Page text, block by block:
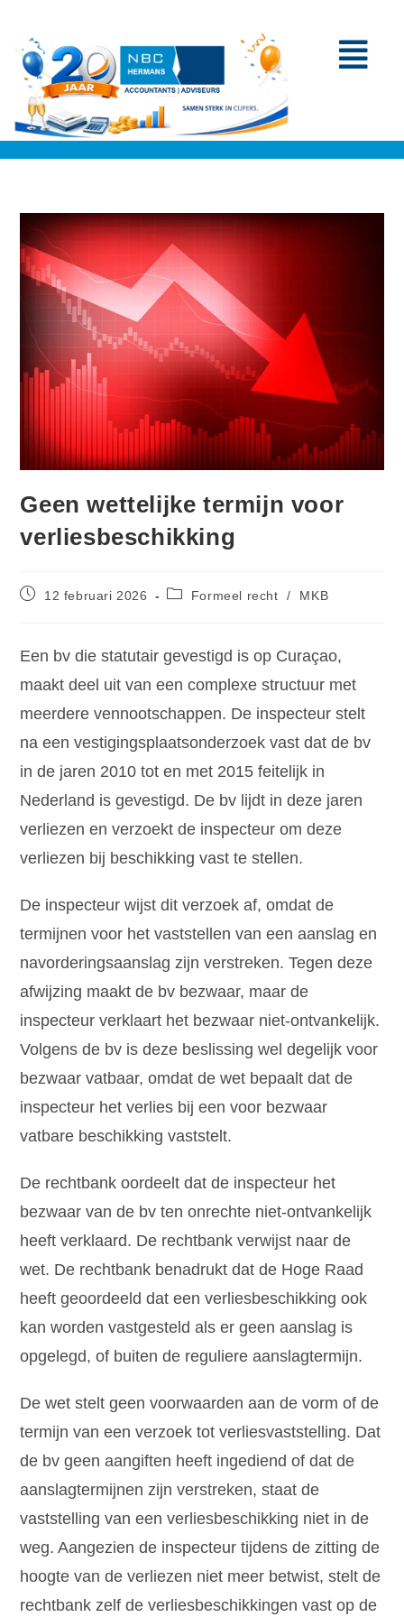
Geen wettelijke termijn voor
verliesbeschikking
12 februari 2026 Formeel recht / MKB
Een bv die statutair gevestigd is op Curaçao,
maakt deel uit van een complexe structuur met
meerdere vennootschappen. De inspecteur stelt
na een vestigingsplaatsonderzoek vast dat de bv
in de jaren 2010 tot en met 2015 feitelijk in
Nederland is gevestigd. De bv lijdt in deze jaren
verliezen en verzoekt de inspecteur om deze
verliezen bij beschikking vast te stellen.
De inspecteur wijst dit verzoek af, omdat de
termijnen voor het vaststellen van een aanslag en
navorderingsaanslag zijn verstreken. Tegen deze
afwijzing maakt de bv bezwaar, maar de
inspecteur verklaart het bezwaar niet-ontvankelijk.
Volgens de bv is deze beslissing wel degelijk voor
bezwaar vatbaar, omdat de wet bepaalt dat de
inspecteur het verlies bij een voor bezwaar
vatbare beschikking vaststelt.
De rechtbank oordeelt dat de inspecteur het
bezwaar van de bv ten onrechte niet-ontvankelijk
heeft verklaard. De rechtbank verwijst naar de
wet. De rechtbank benadrukt dat de Hoge Raad
heeft geoordeeld dat een verliesbeschikking ook
kan worden vastgesteld als er geen aanslag is
opgelegd, of buiten de reguliere aanslagtermijn.
De wet stelt geen voorwaarden aan de vorm of de
termijn van een verzoek tot verliesvaststelling. Dat
de bv geen aangiften heeft ingediend of dat de
aanslagtermijnen zijn verstreken, staat de
vaststelling van een verliesbeschikking niet in de
weg. Aangezien de inspecteur tijdens de zitting de
hoogte van de verliezen niet meer betwist, stelt de
rechtbank zelf de verliesbeschikkingen vast op de